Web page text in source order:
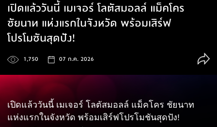
เปิดแล้ววันนี้ เมเจอร์ โลตัสมอลล์ แม็คโคร
ชัยนาท แห่งแรกในจังหวัด พร้อมเสิร์ฟ
โปรโมชันสุดปัง!
1,750 07 ก.ค. 2026
เปิดแล้ววันนี้ เมเจอร์ โลตัสมอลล์ แม็คโคร ชัยนาท
แห่งแรกในจังหวัด พร้อมเสิร์ฟโปรโมชันสุดปัง!